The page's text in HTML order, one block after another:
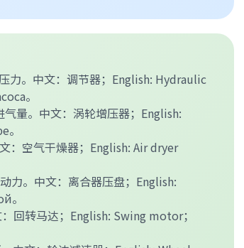
力。中文：调节器；English: Hydraulic
。
量。中文：涡轮增压器；English:
：空气干燥器；English: Air dryer
力。中文：离合器压盘；English:
。
回转马达；English: Swing motor；